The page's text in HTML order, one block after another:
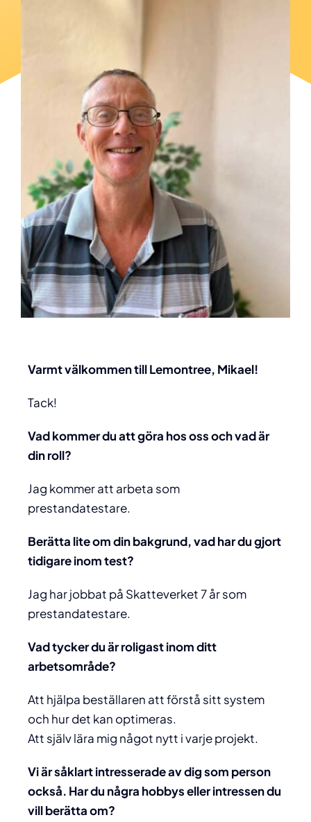
Varmt välkommen till Lemontree, Mikael!
Tack!
Vad kommer du att göra hos oss och vad är
din roll?
Jag kommer att arbeta som
prestandatestare.
Berätta lite om din bakgrund, vad har du gjort
tidigare inom test?
Jag har jobbat på Skatteverket 7 år som
prestandatestare.
Vad tycker du är roligast inom ditt
arbetsområde?
Att hjälpa beställaren att förstå sitt system
och hur det kan optimeras.
Att själv lära mig något nytt i varje projekt.
Vi är såklart intresserade av dig som person
också. Har du några hobbys eller intressen du
vill berätta om?